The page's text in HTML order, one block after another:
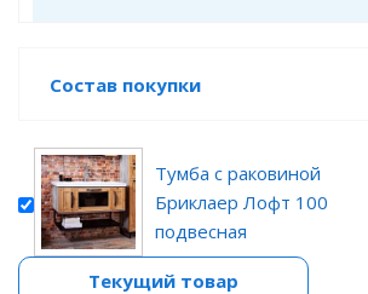
Состав покупки
Тумба с раковиной
Бриклаер Лофт 100
подвесная
Текущий товар